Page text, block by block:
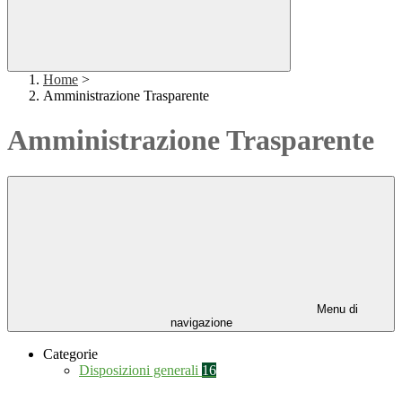
Home >
Amministrazione Trasparente
Amministrazione Trasparente
Menu di
navigazione
Categorie
Disposizioni generali 16